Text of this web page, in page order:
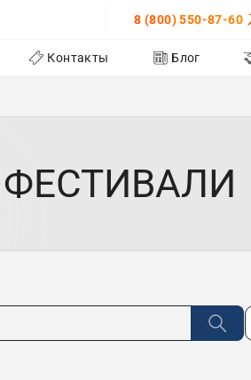
8 (800) 550-87-60
Контакты Блог